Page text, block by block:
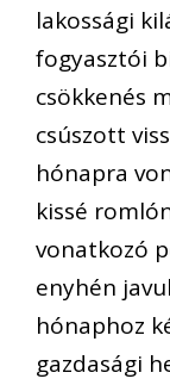
lakossági
fogyasztói
csökkenés
csúszott
hónapra
kissé
vonatkozó
enyhén
hónaphoz
gazdasági